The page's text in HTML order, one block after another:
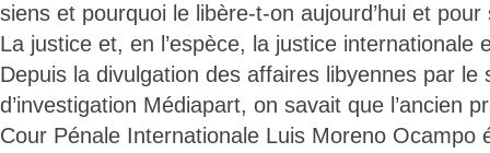
siens et pourquoi le libère-t-on aujourd’hui et
La justice et, en l’espèce, la justice internationale
Depuis la divulgation des affaires libyennes par le
d’investigation Médiapart, on savait que l’ancien
Cour Pénale Internationale Luis Moreno Ocampo